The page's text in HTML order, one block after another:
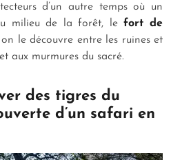
d’un autre temps où un
milieu de la forêt, lefort de
le découvre entre les ruines et
aux murmures du sacré.
des tigres du
d’un safari en